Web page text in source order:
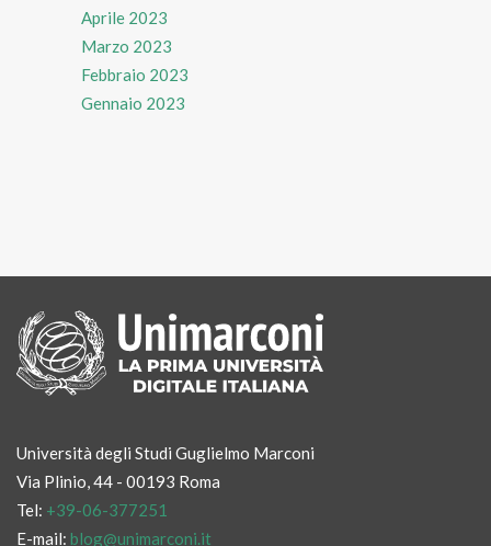
Aprile 2023
Marzo 2023
Febbraio 2023
Gennaio 2023
Università degli Studi Guglielmo Marconi
Via Plinio, 44 - 00193 Roma
Tel: +39-06-377251
E-mail: blog@unimarconi.it